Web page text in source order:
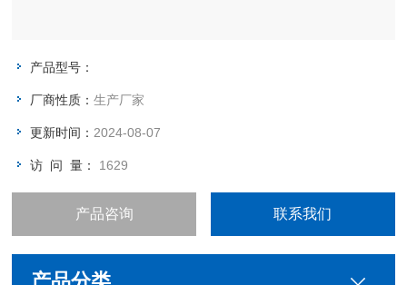
产品型号：
厂商性质：生产厂家
更新时间： 2024-08-07
访 问 量： 1629
产品咨询 联系我们